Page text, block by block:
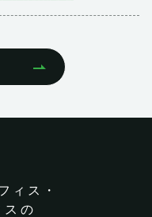
ィス・
スの